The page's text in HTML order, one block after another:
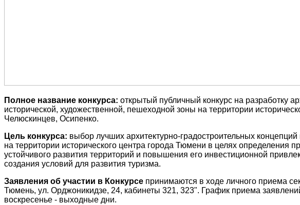
Полное название конкурса: открытый публичный конкурс на разработку
исторической, художественной, пешеходной зоны на территории
Челюскинцев, Осипенко.
Цель конкурса: выбор лучших архитектурно-градостроительных
на территории исторического центра города Тюмени в целях определения
устойчивого развития территорий и повышения его инвестиционной
создания условий для развития туризма.
Заявления об участии в Конкурсе принимаются в ходе личного приема
Тюмень, ул. Орджоникидзе, 24, кабинеты 321, 323". График приема
воскресенье - выходные дни.